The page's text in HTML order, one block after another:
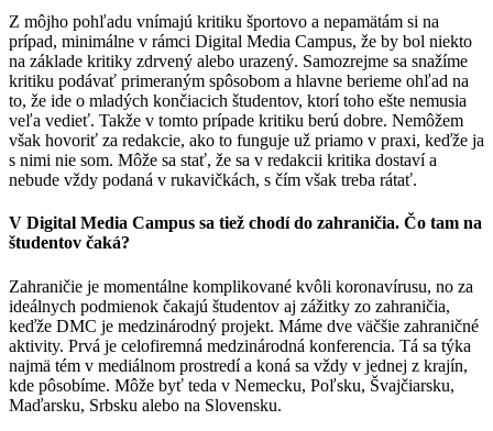
Z môjho pohľadu vnímajú kritiku športovo a nepamätám si na
prípad, minimálne v rámci Digital Media Campus, že by bol niekto
na základe kritiky zdrvený alebo urazený. Samozrejme sa snažíme
kritiku podávať primeraným spôsobom a hlavne berieme ohľad na
to, že ide o mladých končiacich študentov, ktorí toho ešte nemusia
veľa vedieť. Takže v tomto prípade kritiku berú dobre. Nemôžem
však hovoriť za redakcie, ako to funguje už priamo v praxi, keďže ja
s nimi nie som. Môže sa stať, že sa v redakcii kritika dostaví a
nebude vždy podaná v rukavičkách, s čím však treba rátať.
V Digital Media Campus sa tiež chodí do zahraničia. Čo tam na
študentov čaká?
Zahraničie je momentálne komplikované kvôli koronavírusu, no za
ideálnych podmienok čakajú študentov aj zážitky zo zahraničia,
keďže DMC je medzinárodný projekt. Máme dve väčšie zahraničné
aktivity. Prvá je celofiremná medzinárodná konferencia. Tá sa týka
najmä tém v mediálnom prostredí a koná sa vždy v jednej z krajín,
kde pôsobíme. Môže byť teda v Nemecku, Poľsku, Švajčiarsku,
Maďarsku, Srbsku alebo na Slovensku.